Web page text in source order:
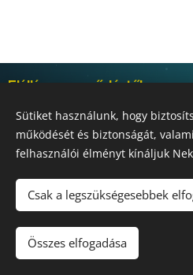
Elállás a szerződéstől
Általános Szerződési
SKABELA, s.r.o.
Slovenčina
Sütiket használunk, hogy
működését és biztonságát,
felhasználói élményt kínáljuk
Csak a legszükségesebbek
Összes elfogadása